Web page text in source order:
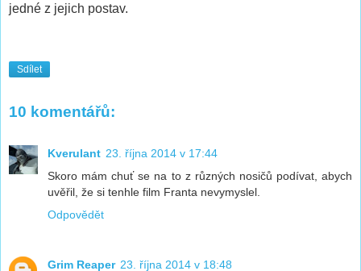
jedné z jejich postav.
Sdílet
10 komentářů:
Kverulant 23. října 2014 v 17:44
Skoro mám chuť se na to z různých nosičů podívat, abych
uvěřil, že si tenhle film Franta nevymyslel.
Odpovědět
Grim Reaper 23. října 2014 v 18:48